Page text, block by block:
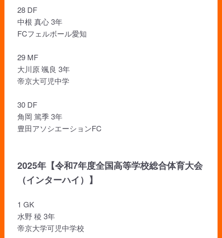
28 DF
中根 真心 3年
FCフェルボール愛知
29 MF
大川原 颯良 3年
帝京大可児中学
30 DF
角岡 篤季 3年
豊田アソシエーションFC
2025年【令和7年度全国高等学校総合体育大会
（インターハイ）】
1 GK
水野 稜 3年
帝京大学可児中学校